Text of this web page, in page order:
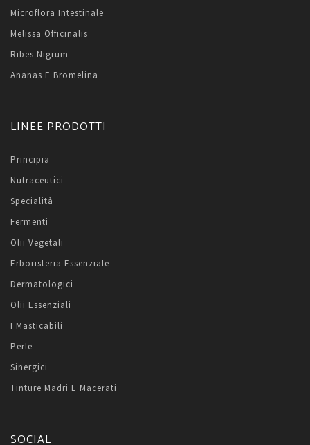
Microflora Intestinale
Melissa Officinalis
Ribes Nigrum
Ananas E Bromelina
LINEE PRODOTTI
Principia
Nutraceutici
Specialità
Fermenti
Olii Vegetali
Erboristeria Essenziale
Dermatologici
Olii Essenziali
I Masticabili
Perle
Sinergici
Tinture Madri E Macerati
SOCIAL